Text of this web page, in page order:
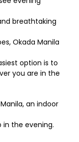
breathtaking
Okada Manila
option is to
you are in the
an indoor
the evening.